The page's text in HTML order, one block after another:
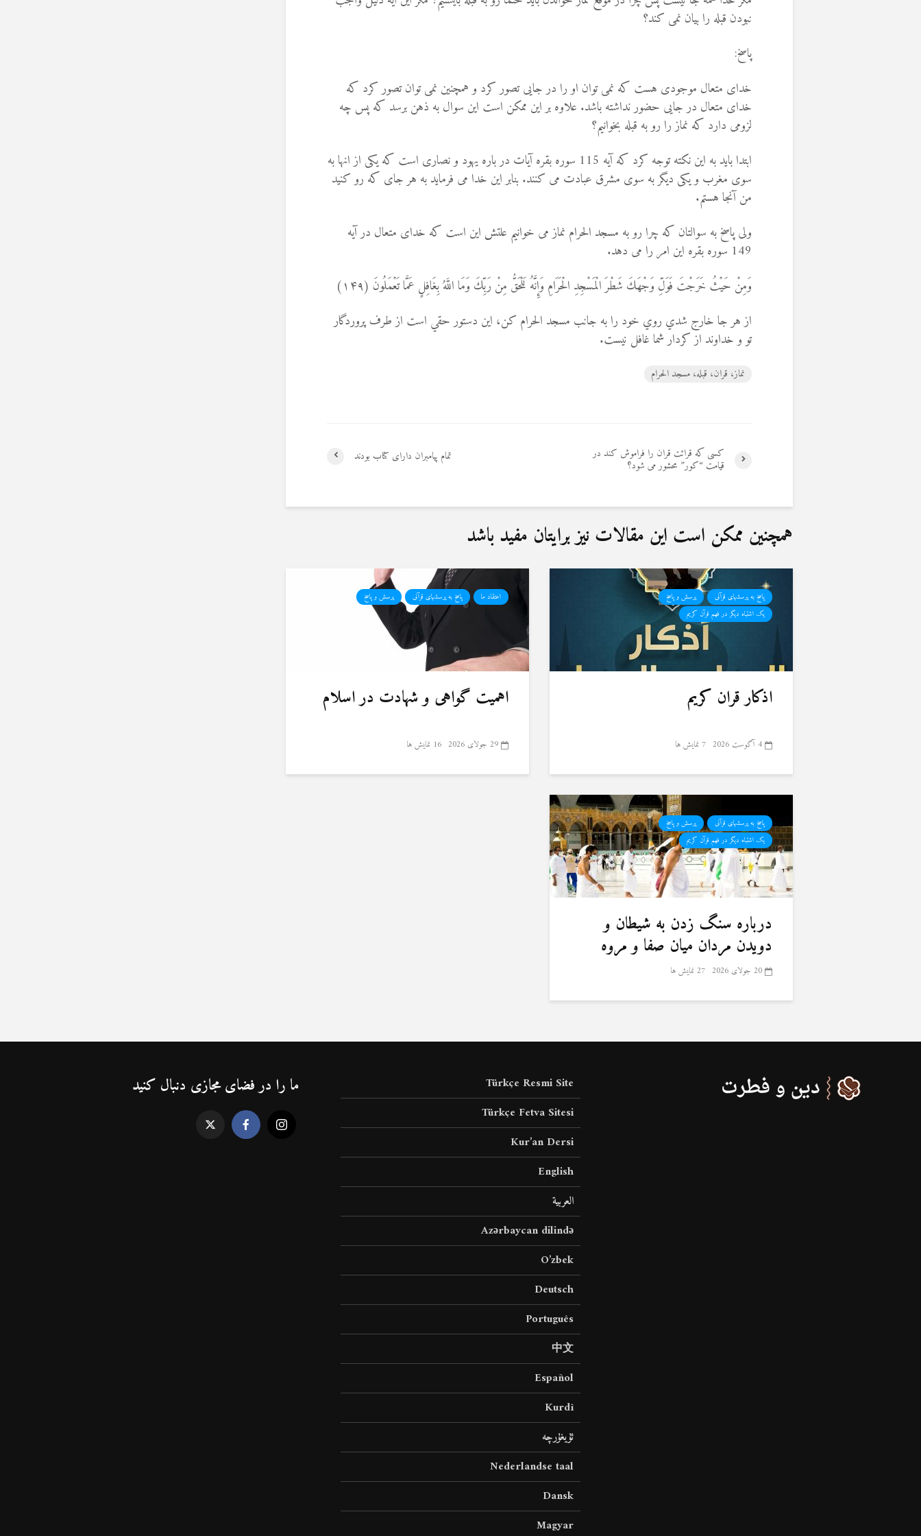
نبودن قبله را بیان نمی کند؟
پاسخ:
خدای متعال موجودی هست که نمی توان او را در جایی تصور کرد و همچنین نمی توان تصور کرد که
خدای متعال در جایی حضور نداشته باشد. علاوه بر این ممکن است این سوال به ذهن برسد که پس چه
لزومی دارد که نماز را رو به قبله بخوانیم؟
ابتدا باید به این نکته توجه کرد که آیه 115 سوره بقره آیات در باره یهود و نصاری است که یکی از انها به
سوی مغرب و یکی دیگر به سوی مشرق عبادت می کنند. بنابر این خدا می فرماید به هر جای که رو کنید
من آنجا هستم.
ولی پاسخ به سوالتان که چرا رو به مسجد الحرام نماز می خوانیم علتش این است که خدای متعال در آیه
149 سوره بقره این امر را می دهد.
وَمِنْ حَيْثُ خَرَجْتَ فَوَلِّ وَجْهَكَ شَطْرَ الْمَسْجِدِ الْحَرَامِ وَإِنَّهُ لَلْحَقُّ مِنْ رَبِّكَ وَمَا اللَّهُ بِغَافِلٍ عَمَّا تَعْمَلُونَ (۱۴۹)
از هر جا خارج شدي روي خود را به جانب مسجد الحرام كن، اين دستور حقي است از طرف پروردگار
تو و خداوند از كردار شما غافل نيست.
نماز، قران، قبله، مسجد الحرام
تمام پیامبران دارای کتاب بودند کسی که قرائت قران را فراموش کند در
قیامت “کور” محشور می شود؟
همچنین ممکن است این مقالات نیز برایتان مفید باشد
پاسخ به پرسشهای قرآنی
پرسش و پاسخ
یک اشتباه دیگر در فهم قرآن کریم
اذکار قران کریم
4 آگوست 2026 7 نمایش ها
اعتقاد ما پاسخ به پرسشهای قرآنی پرسش و پاسخ
اهمیت گواهی و شهادت در اسلام
29 جولای 2026 16 نمایش ها
پاسخ به پرسشهای قرآنی
پرسش و پاسخ
یک اشتباه دیگر در فهم قرآن کریم
درباره سنگ زدن به شیطان و
دویدن مردان میان صفا و مروه
20 جولای 2026 27 نمایش ها
Türkçe Resmi Site
Türkçe Fetva Sitesi
Kur’an Dersi
English
العربية
Azərbaycan dilində
O’zbek
Deutsch
Português
中文
Español
Kurdî
ئۇيغۇرچە
Nederlandse taal
Dansk
Magyar
ما را در فضای مجازی دنبال کنید